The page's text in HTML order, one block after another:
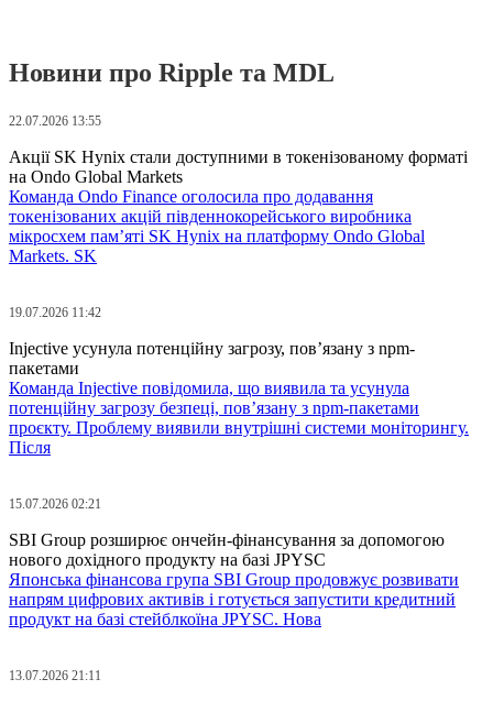
Новини про Ripple та MDL
22.07.2026 13:55
Акції SK Hynix стали доступними в токенізованому форматі
на Ondo Global Markets
Команда Ondo Finance оголосила про додавання
токенізованих акцій південнокорейського виробника
мікросхем пам’яті SK Hynix на платформу Ondo Global
Markets. SK
19.07.2026 11:42
Injective усунула потенційну загрозу, пов’язану з npm-
пакетами
Команда Injective повідомила, що виявила та усунула
потенційну загрозу безпеці, пов’язану з npm-пакетами
проєкту. Проблему виявили внутрішні системи моніторингу.
Після
15.07.2026 02:21
SBI Group розширює ончейн-фінансування за допомогою
нового дохідного продукту на базі JPYSC
Японська фінансова група SBI Group продовжує розвивати
напрям цифрових активів і готується запустити кредитний
продукт на базі стейблкоїна JPYSC. Нова
13.07.2026 21:11